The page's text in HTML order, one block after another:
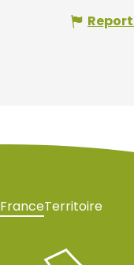
FranceTerritoire